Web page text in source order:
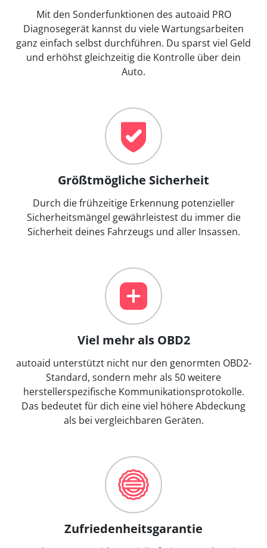
Mit den Sonderfunktionen des autoaid PRO
Diagnosegerät kannst du viele Wartungsarbeiten
ganz einfach selbst durchführen. Du sparst viel Geld
und erhöhst gleichzeitig die Kontrolle über dein
Auto.
Größtmögliche Sicherheit
Durch die frühzeitige Erkennung potenzieller
Sicherheitsmängel gewährleistest du immer die
Sicherheit deines Fahrzeugs und aller Insassen.
Viel mehr als OBD2
autoaid unterstützt nicht nur den genormten OBD2-
Standard, sondern mehr als 50 weitere
herstellerspezifische Kommunikationsprotokolle.
Das bedeutet für dich eine viel höhere Abdeckung
als bei vergleichbaren Geräten.
Zufriedenheitsgarantie